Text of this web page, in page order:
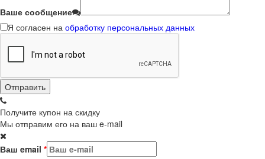
Ваше сообщение
Я согласен на обработку персональных данных
Получите купон на скидку
Мы отправим его на ваш e-mail
Ваш email *